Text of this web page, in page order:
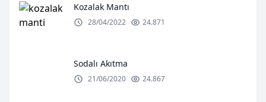
Kozalak Mantı
28/04/2022 24.871
Sodalı Akıtma
21/06/2020 24.867